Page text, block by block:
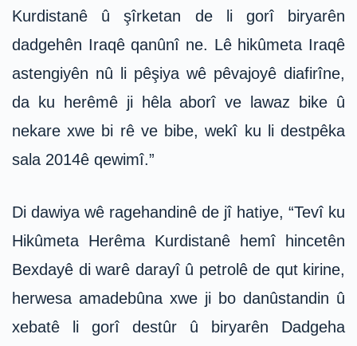
Kurdistanê û şîrketan de li gorî biryarên
dadgehên Iraqê qanûnî ne. Lê hikûmeta Iraqê
astengiyên nû li pêşiya wê pêvajoyê diafirîne,
da ku herêmê ji hêla aborî ve lawaz bike û
nekare xwe bi rê ve bibe, wekî ku li destpêka
sala 2014ê qewimî.”
Di dawiya wê ragehandinê de jî hatiye, “Tevî ku
Hikûmeta Herêma Kurdistanê hemî hincetên
Bexdayê di warê darayî û petrolê de qut kirine,
herwesa amadebûna xwe ji bo danûstandin û
xebatê li gorî destûr û biryarên Dadgeha